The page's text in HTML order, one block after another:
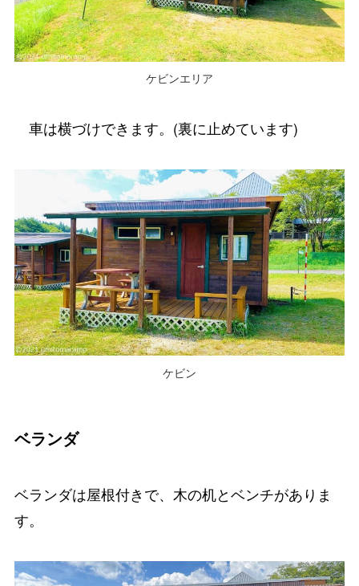
ケビンエリア
車は横づけできます。(裏に止めています)
ケビン
ベランダ
ベランダは屋根付きで、木の机とベンチがありま
す。